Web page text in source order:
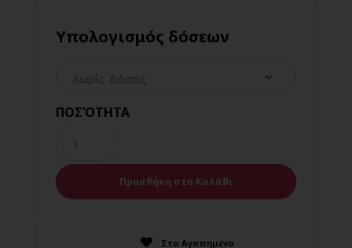
Υπολογισμός δόσεων
ΠΟΣΌΤΗΤΑ
Στα Αγαπημένα